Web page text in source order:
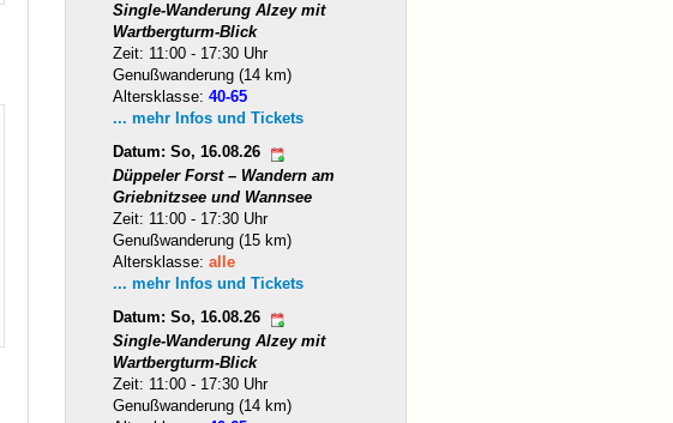
Single-Wanderung Alzey mit
Wartbergturm-Blick
Zeit: 11:00 - 17:30 Uhr
Genußwanderung (14 km)
Altersklasse:40-65
... mehr Infos und Tickets
Datum: So, 16.08.26
Düppeler Forst – Wandern am
Griebnitzsee und Wannsee
Zeit: 11:00 - 17:30 Uhr
Genußwanderung (15 km)
Altersklasse:alle
... mehr Infos und Tickets
Datum: So, 16.08.26
Single-Wanderung Alzey mit
Wartbergturm-Blick
Zeit: 11:00 - 17:30 Uhr
Genußwanderung (14 km)